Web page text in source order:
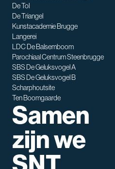
De Tol
De Triangel
Kunstacademie Brugge
Langerei
LDC De Balsemboom
Parochiaal Centrum Steenbrugge
SBS De Geluksvogel A
SBS De Geluksvogel B
Scharphoutsite
Ten Boomgaarde
Samen
zijn we
SNT assistent
Waarmee kan ik je helpen?